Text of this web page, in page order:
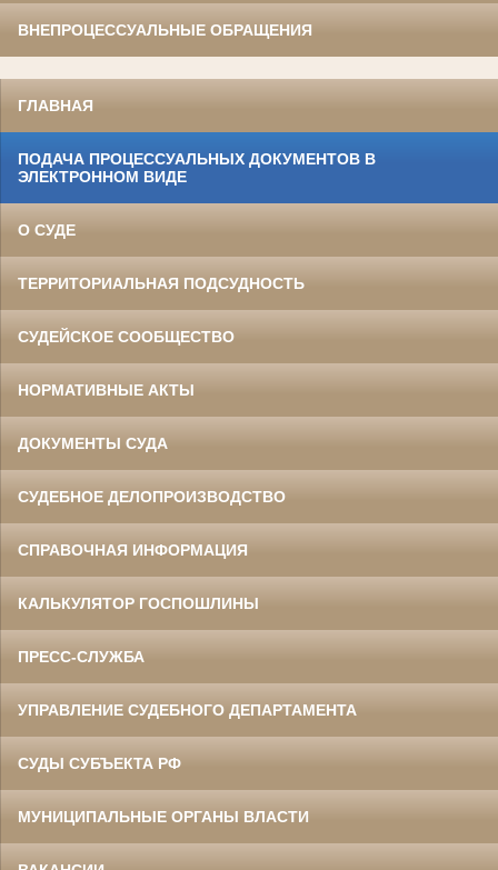
ВНЕПРОЦЕССУАЛЬНЫЕ ОБРАЩЕНИЯ
ГЛАВНАЯ
ПОДАЧА ПРОЦЕССУАЛЬНЫХ ДОКУМЕНТОВ В
ЭЛЕКТРОННОМ ВИДЕ
О СУДЕ
ТЕРРИТОРИАЛЬНАЯ ПОДСУДНОСТЬ
СУДЕЙСКОЕ СООБЩЕСТВО
НОРМАТИВНЫЕ АКТЫ
ДОКУМЕНТЫ СУДА
СУДЕБНОЕ ДЕЛОПРОИЗВОДСТВО
СПРАВОЧНАЯ ИНФОРМАЦИЯ
КАЛЬКУЛЯТОР ГОСПОШЛИНЫ
ПРЕСС-СЛУЖБА
УПРАВЛЕНИЕ СУДЕБНОГО ДЕПАРТАМЕНТА
СУДЫ СУБЪЕКТА РФ
МУНИЦИПАЛЬНЫЕ ОРГАНЫ ВЛАСТИ